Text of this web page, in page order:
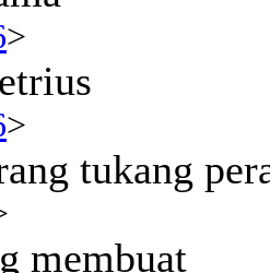
>
>
tukang
membuat